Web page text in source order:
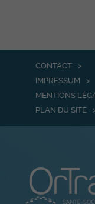
CONTACT
IMPRESSUM
MENTIONS
PLAN DU SITE